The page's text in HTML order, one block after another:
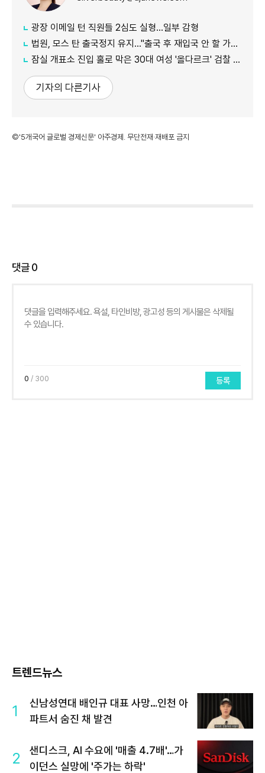
광장 이메일 턴 직원들 2심도 실형…일부 감형
법원, 모스 탄 출국정지 유지…"출국 후 재입국 안 할 가능성"
잠실 개표소 진입 홀로 막은 30대 여성 '올다르크' 검찰 송치
기자의 다른기사
©'5개국어 글로벌 경제신문' 아주경제. 무단전재·재배포 금지
댓글0
0 / 300 등록
트렌드뉴스
1
신남성연대 배인규 대표 사망…인천 아
파트서 숨진 채 발견
2
샌디스크, AI 수요에 '매출 4.7배'…가
이던스 실망에 '주가는 하락'